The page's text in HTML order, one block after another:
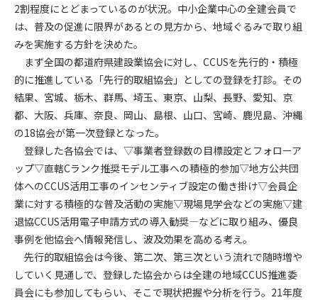
2割程度にとどまっているのが状況。中小企業中心の全建会員で
は、普及の促進に限界があるとの見方から、地域ぐるみで取り組
みを実施する方針を決めた。
まず全国の都道府県建設業協会に対し、CCUSを先行的・積極
的に推進している「先行的取組協会」としての登録を打診。その
結果、宮城、栃木、群馬、埼玉、東京、山梨、長野、愛知、京
都、大阪、兵庫、奈良、岡山、島根、山口、宮崎、鹿児島、沖縄
の18協会が第一次登録となった。
登録した各協会では、▽事業者登録数の目標設定とフォローア
ップ▽直轄Cランク推奨モデル工事への積極的参加▽地方公共団
体へのCCUS活用工事のインセンティブ設定の働き掛け▽会員企
業に対する積極的な普及活動の実施▽現場見学会などの実施▽建
退協CCUS活用電子申請方式の導入勧奨―などに取り組み、優良
事例を他協会へ情報発信し、波及効果を高める考え。
先行的取組協会は今後、第二次、第三次という流れで随時増や
していく見通しで、登録した協会からは全建の地域CCUS推進委
員会にも参加してもらい、そこで現状把握や分析を行う。21年度
第4条（会員審査および資格の取り消し）
会員とは、本規約を承諾の上、所定の会員申込手続きを完了
後、管理者がこれを承認した者をいいます。
第4条（会員の定義と登録）
1. 管理者は前条により審査の結果、会員申込みをした者が以下
の何れかの項目に該当することがわかった場合、その者の会
員としての権限を承認しないことがあります。
(1) 会員申し込みをした者が実在しなかった場合
(2) 本規約に違反した場合/li>
(3) 会員申し込みの際、申告事項に虚偽があった場合
(4) 会員申込者が管理者所定の手続き通りに会員申込手続き処
理を行わなかった場合
(5) その他管理者が会員とすることを不適当と判断した場合
2. 管理者は承認後であっても承認した会員が前項の何れかに該
当することが判明した場合、会員資格を取り消すことがあり
ます。